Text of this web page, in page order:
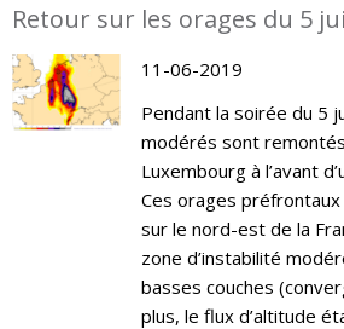
Retour sur les orages du 5
11-06-2019
Pendant la soirée du 5
modérés sont
Luxembourg à l’avant
Ces orages
sur le nord-est de la
zone d’instabilité
basses couches
plus, le flux d’altitude